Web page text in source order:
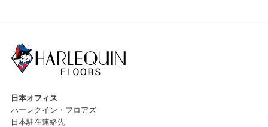
日本オフィス
ハーレクイン・フロアズ
日本駐在連絡先